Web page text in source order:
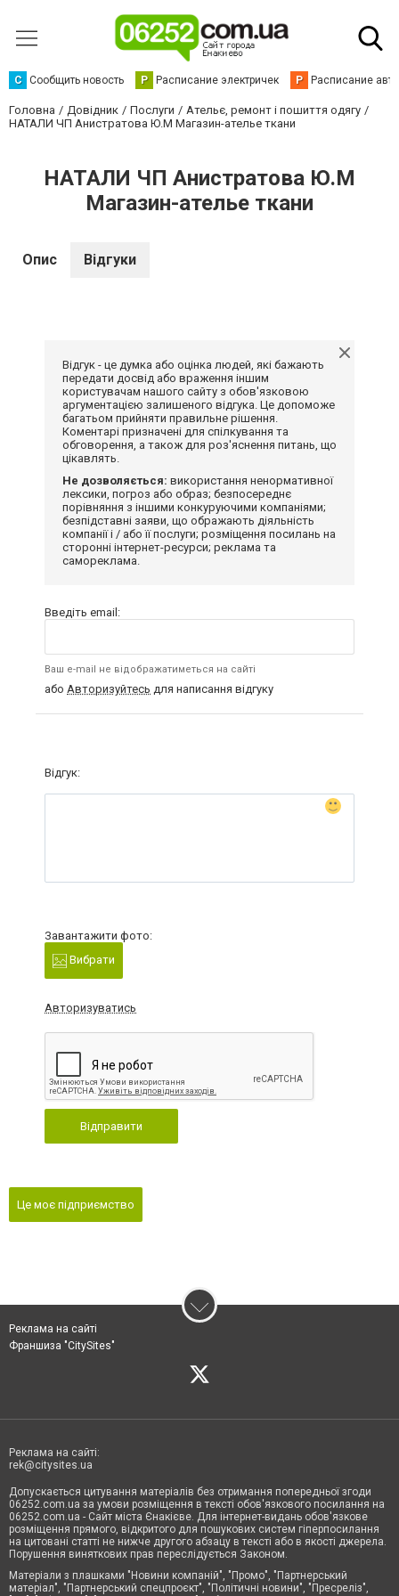
С Сообщить новость Р Расписание электричек Р Расписание
Головна Довідник Послуги
Ательє, ремонт і пошиття одягу
НАТАЛИ ЧП Анистратова Ю.М Магазин-ателье ткани
НАТАЛИ ЧП Анистратова Ю.М
Магазин-ателье ткани
Опис Відгуки
Відгук - це думка або оцінка людей, які бажають
передати досвід або враження іншим
користувачам нашого сайту з обов'язковою
аргументацією залишеного відгука. Це допоможе
багатьом прийняти правильне рішення.
Коментарі призначені для спілкування та
обговорення, а також для роз'яснення питань, що
цікавлять.
Не дозволяється: використання ненормативної
лексики, погроз або образ; безпосереднє
порівняння з іншими конкуруючими компаніями;
безпідставні заяви, що ображають діяльність
компанії і / або її послуги; розміщення посилань на
сторонні інтернет-ресурси; реклама та
самореклама.
Введіть email:
Ваш e-mail не відображатиметься на сайті
або Авторизуйтесь для написання відгуку
Відгук:
Завантажити фото:
Вибрати
Авторизуватись
Відправити
Це моє підприємство
Реклама на сайті
Франшиза "CitySites"
Реклама на сайті:
rek@citysites.ua
Допускається цитування матеріалів без отримання попередньої згоди
06252.com.ua за умови розміщення в тексті обов'язкового посилання на
06252.com.ua - Сайт міста Єнакієве. Для інтернет-видань обов'язкове
розміщення прямого, відкритого для пошукових систем гіперпосилання
на цитовані статті не нижче другого абзацу в тексті або в якості джерела.
Порушення виняткових прав переслідується Законом.
Матеріали з плашками "Новини компаній", "Промо", "Партнерський
матеріал", "Партнерський спецпроєкт", "Політичні новини", "Пресреліз",